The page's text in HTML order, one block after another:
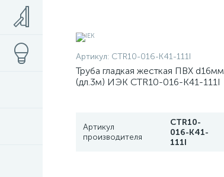
Артикул: CTR10-016-K41-111I
Труба гладкая жесткая ПВХ d16мм
(дл.3м) ИЭК CTR10-016-K41-111I
Артикул
производителя
CTR10-
016-K41-
111I